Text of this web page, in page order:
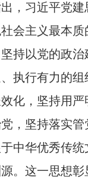
习近平党建
会主义最本
持以党的政
执行有力的
化，坚持用
，坚持落实
中华优秀传
。这一思想